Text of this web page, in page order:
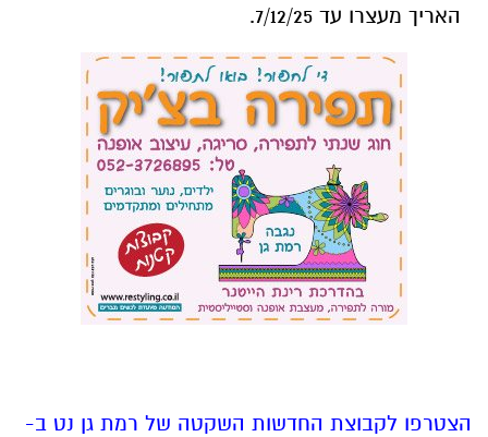
האריך מעצרו עד 7/12/25.
הצטרפו לקבוצת החדשות השקטה של רמת גן נט ב-